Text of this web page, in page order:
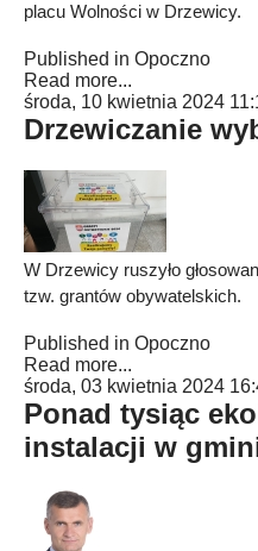
placu Wolności w Drzewicy.
Published in Opoczno
Read more...
środa, 10 kwietnia 2024
Drzewiczanie
W Drzewicy ruszyło
tzw. grantów obywatelskich.
Published in Opoczno
Read more...
środa, 03 kwietnia 2024
Ponad tysiąc
instalacji w